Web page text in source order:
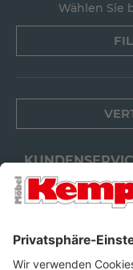
Wählen Sie
FILIALEN